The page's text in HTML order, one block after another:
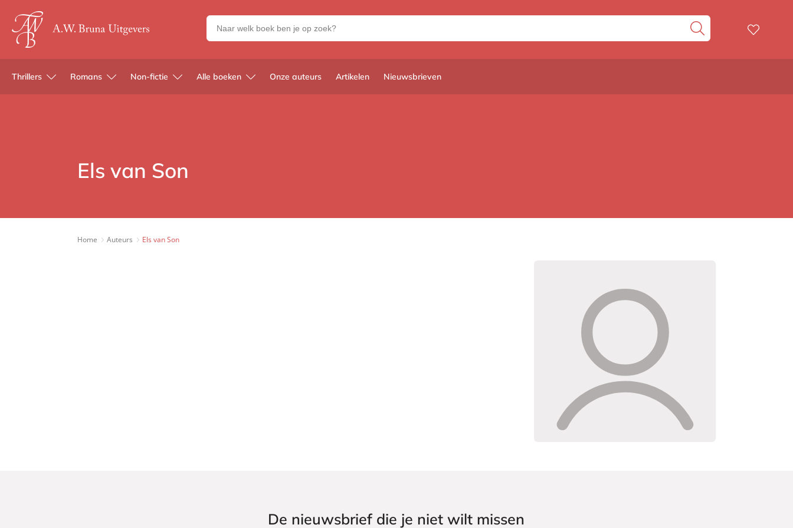
Zoeken
naar
en
uitgevers
Thrillers Romans Non-fictie Alle boeken Onze auteurs Artikelen Nieuwsbrieven
Els van Son
Home Auteurs Els van Son
De nieuwsbrief die je niet wilt missen